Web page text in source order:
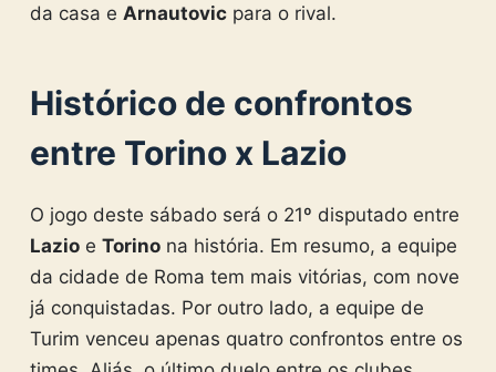
da casa e Arnautovicpara o rival.
Histórico de confrontos
entre Torino x Lazio
O jogo deste sábado será o 21º disputado entre
Lazioe Torinona história. Em resumo, a equipe
da cidade de Roma tem mais vitórias, com nove
já conquistadas. Por outro lado, a equipe de
Turim venceu apenas quatro confrontos entre os